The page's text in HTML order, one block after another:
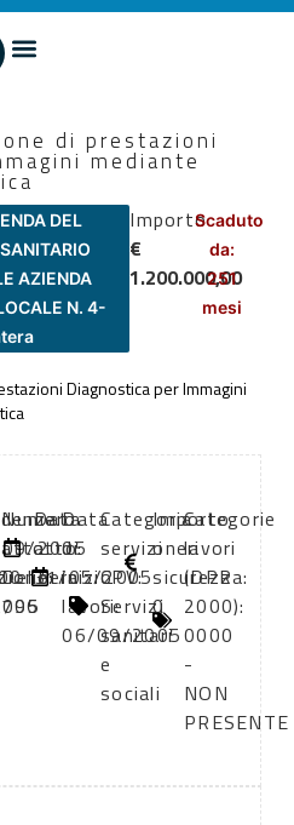
di prestazioni
mediante
DEL
AZIENDA
N. 4-
Importo
€
1.200.000,00
Scaduto
da:
251
mesi
Diagnostica per Immagini
2005
Numero
atto:
Delibera
796
Data
atto:
31/05/2005
Data
di
inizio
lavori:
06/09/2005
Categoria
servizi
CPV:
Servizi
sanitari
e
sociali
Importo
oneri
sicurezza:
0
Categorie
lavori
(DPR
2000):
0000
-
NON
PRESENTE